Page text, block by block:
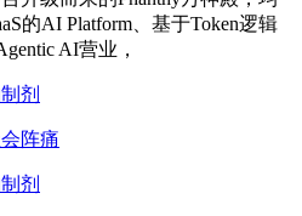
的AI Platform、基于Token逻辑
AI营业，
剂
阵痛
剂